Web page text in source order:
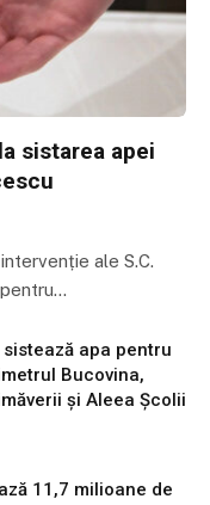
sistarea apei
ale S.C.
sistează apa pentru
Bucovina,
și Aleea Școlii
11,7 milioane de